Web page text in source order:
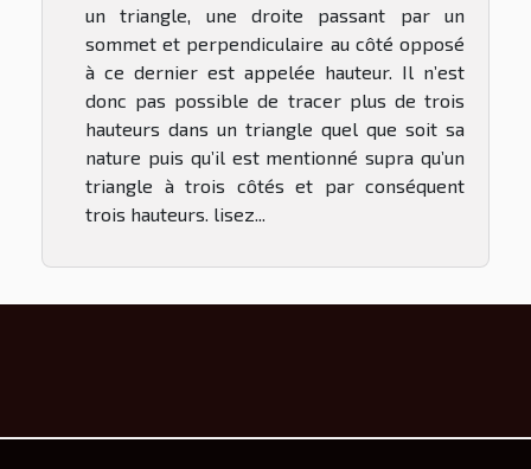
un triangle, une droite passant par un
sommet et perpendiculaire au côté opposé
à ce dernier est appelée hauteur. Il n’est
donc pas possible de tracer plus de trois
hauteurs dans un triangle quel que soit sa
nature puis qu’il est mentionné supra qu’un
triangle à trois côtés et par conséquent
trois hauteurs. lisez...